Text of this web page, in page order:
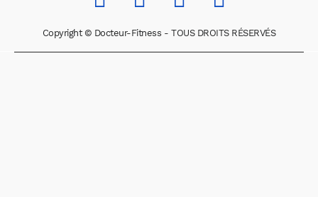
Copyright © Docteur-Fitness - TOUS DROITS RÉSERVÉS